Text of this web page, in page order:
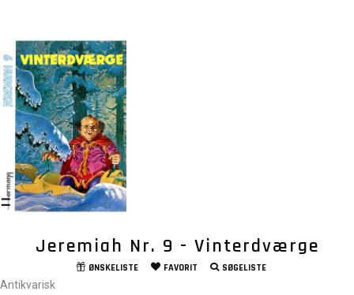
Jeremiah Nr. 9 - Vinterdværge
ØNSKELISTE FAVORIT SØGELISTE
Antikvarisk